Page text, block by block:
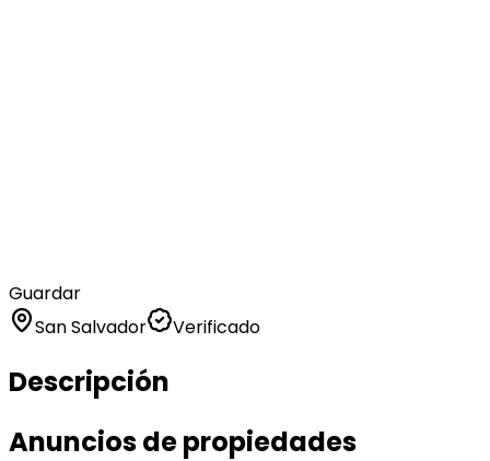
Guardar
San Salvador
Verificado
Descripción
Anuncios de propiedades